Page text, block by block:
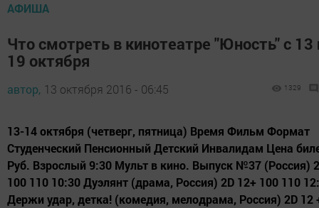
АФИША
Что смотреть в кинотеатре "Юность" с 13
19 октября
автор, 13 октября 2016 - 06:45 1329
13-14 октября (четверг, пятница) Время Фильм Формат
Студенческий Пенсионный Детский Инвалидам Цена
Руб. Взрослый 9:30 Мульт в кино. Выпуск №37 (Россия)
100 110 10:30 Дуэлянт (драма, Россия) 2D 12+ 100 110
Держи удар, детка! (комедия, мелодрама, Россия) 2D 12